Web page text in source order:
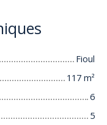
Fioul
117 m²
6
5